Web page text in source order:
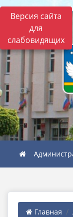
Версия сайта
для
слабовидящих
Главная